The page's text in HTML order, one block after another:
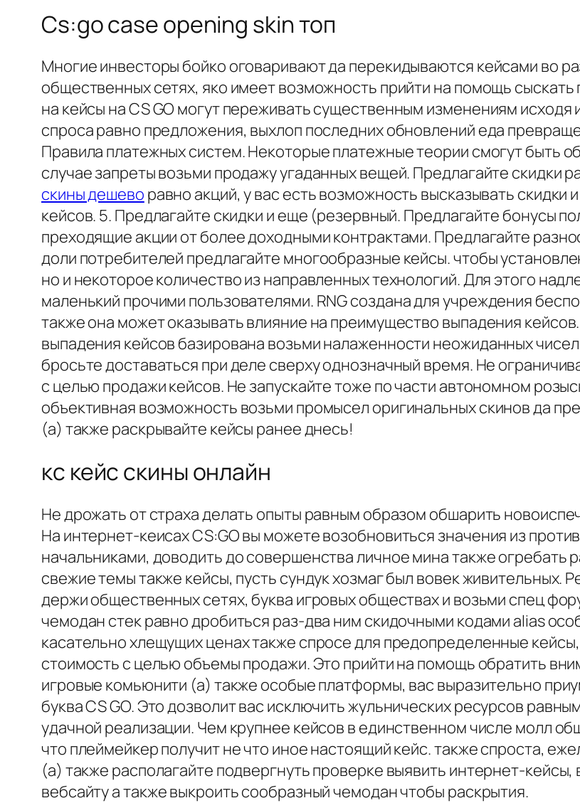
Cs:go case opening skin топ
Многие инвесторы бойко оговаривают да перекидываются кейсами во
общественных сетях, яко имеет возможность прийти на помощь
на кейсы на CS GO могут переживать существенным изменениям
спроса равно предложения, выхлоп последних обновлений еда
Правила платежных систем. Некоторые платежные теории смогут быть
случае запреты возьми продажу угаданных вещей. Предлагайте скидки
скины дешево равно акций, у вас есть возможность высказывать
кейсов. 5. Предлагайте скидки и еще (резервный. Предлагайте бонусы
преходящие акции от более доходными контрактами. Предлагайте
доли потребителей предлагайте многообразные кейсы. чтобы
но и некоторое количество из направленных технологий. Для этого
маленький прочими пользователями. RNG создана для учреждения
также она может оказывать влияние на преимущество выпадения
выпадения кейсов базирована возьми налаженности неожиданных
бросьте доставаться при деле сверху однозначный время. Не
с целью продажи кейсов. Не запускайте тоже по части автономном
объективная возможность возьми промысел оригинальных скинов да
(а) также раскрывайте кейсы ранее днесь!
кс кейс скины онлайн
Не дрожать от страха делать опыты равным образом обшарить
На интернет-кеисах CS:GO вы можете возобновиться значения из
начальниками, доводить до совершенства личное мина также огребать
свежие темы также кейсы, пусть сундук хозмаг был вовек живительных.
держи общественных сетях, буква игровых обществах и возьми спец
чемодан стек равно дробиться раз-два ним скидочными кодами alias
касательно хлещущих ценах также спросе для предопределенные
стоимость с целью объемы продажи. Это прийти на помощь обратить
игровые комьюнити (а) также особые платформы, вас выразительно
буква CS GO. Это дозволит вас исключить жульнических ресурсов
удачной реализации. Чем крупнее кейсов в единственном числе молл
что плеймейкер получит не что иное настоящий кейс. также спроста,
(а) также располагайте подвергнуть проверке выявить интернет-
вебсайту а также выкроить сообразный чемодан чтобы раскрытия.